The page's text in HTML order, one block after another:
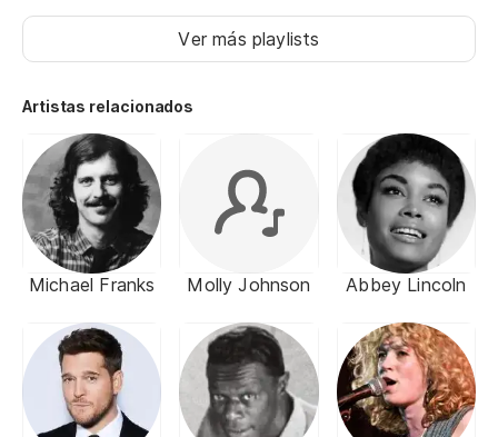
Ver más playlists
Artistas relacionados
Michael Franks Molly Johnson Abbey Lincoln